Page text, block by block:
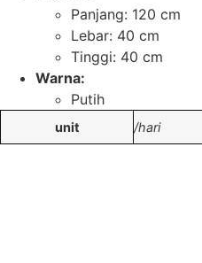
Panjang: 120 cm
Lebar: 40 cm
Tinggi: 40 cm
Warna:
Putih
unit /hari